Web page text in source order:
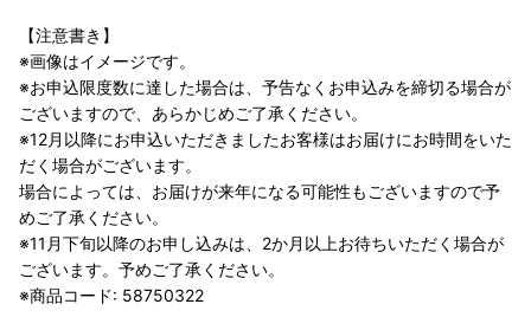
【注意書き】
※画像はイメージです。
※お申込限度数に達した場合は、予告なくお申込みを締切る場合が
ございますので、あらかじめご了承ください。
※12月以降にお申込いただきましたお客様はお届けにお時間をいた
だく場合がございます。
場合によっては、お届けが来年になる可能性もございますので予
めご了承ください。
※11月下旬以降のお申し込みは、2か月以上お待ちいただく場合が
ございます。予めご了承ください。
※商品コード: 58750322